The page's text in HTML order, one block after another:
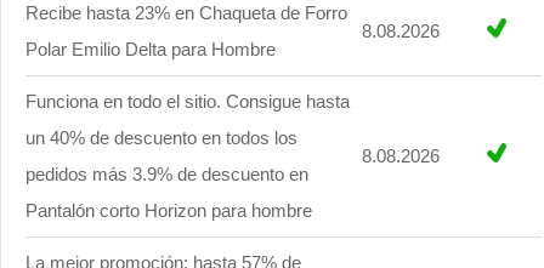
Recibe hasta 23% en Chaqueta de Forro
Polar Emilio Delta para Hombre
8.08.2026
Funciona en todo el sitio. Consigue hasta
un 40% de descuento en todos los
pedidos más 3.9% de descuento en
Pantalón corto Horizon para hombre
8.08.2026
La mejor promoción: hasta 57% de